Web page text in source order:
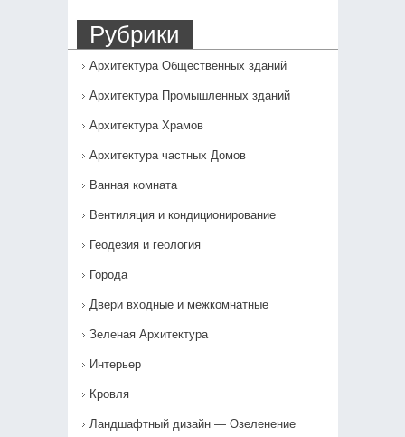
Рубрики
Архитектура Общественных зданий
Архитектура Промышленных зданий
Архитектура Храмов
Архитектура частных Домов
Ванная комната
Вентиляция и кондиционирование
Геодезия и геология
Города
Двери входные и межкомнатные
Зеленая Архитектура
Интерьер
Кровля
Ландшафтный дизайн — Озеленение‎